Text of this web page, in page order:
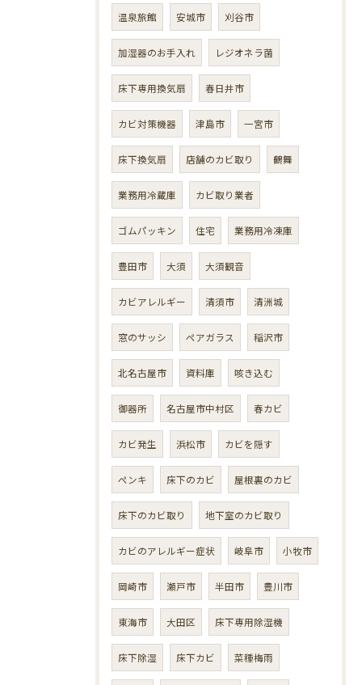
温泉旅館 安城市 刈谷市
加湿器のお手入れ レジオネラ菌
床下専用換気扇 春日井市
カビ対策機器 津島市 一宮市
床下換気扇 店舗のカビ取り 鶴舞
業務用冷蔵庫 カビ取り業者
ゴムパッキン 住宅 業務用冷凍庫
豊田市 大須 大須観音
カビアレルギー 清須市 清洲城
窓のサッシ ペアガラス 稲沢市
北名古屋市 資料庫 咳き込む
御器所 名古屋市中村区 春カビ
カビ発生 浜松市 カビを隠す
ペンキ 床下のカビ 屋根裏のカビ
床下のカビ取り 地下室のカビ取り
カビのアレルギー症状 岐阜市 小牧市
岡崎市 瀬戸市 半田市 豊川市
東海市 大田区 床下専用除湿機
床下除湿 床下カビ 菜種梅雨